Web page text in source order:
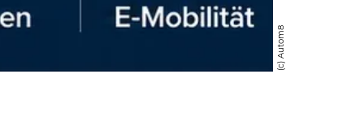
(c) Autom8